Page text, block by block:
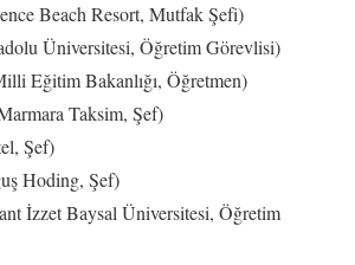
Beach Resort, Mutfak Şefi)
Üniversitesi, Öğretim Görevlisi)
Eğitim Bakanlığı, Öğretmen)
Taksim, Şef)
Şef)
Hoding, Şef)
İzzet Baysal Üniversitesi, Öğretim